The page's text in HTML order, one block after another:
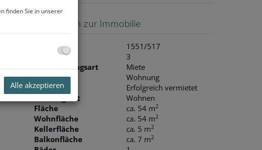
Basisdaten zur Immobilie
Objektnr.
1551/517
Zimmer
3
Vermarktungsart
Miete
Objektart
Wohnung
Miete
Erfolgreich vermietet
Nutzungsart
Wohnen
Fläche
ca. 54 m2
Wohnfläche ca. 54 m2
Kellerfläche ca. 5 m2
Balkonfläche ca. 7 m2
finden Sie in unserer
Alle akzeptieren